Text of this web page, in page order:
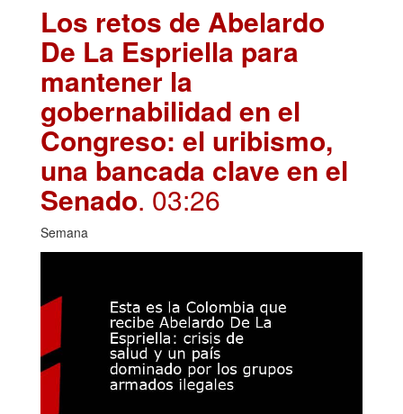
Los retos de Abelardo
De La Espriella para
mantener la
gobernabilidad en el
Congreso: el uribismo,
una bancada clave en el
Senado. 03:26
Semana